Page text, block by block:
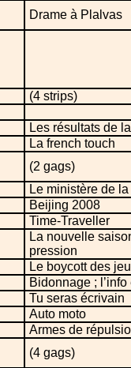
Drame à Plalvas
(4 strips)
Les résultats de
La french touch
(2 gags)
Le ministère de
Beijing 2008
Time-Traveller
La nouvelle
pression
Le boycott des
Bidonnage ;
Tu seras écrivain
Auto moto
Armes de
(4 gags)